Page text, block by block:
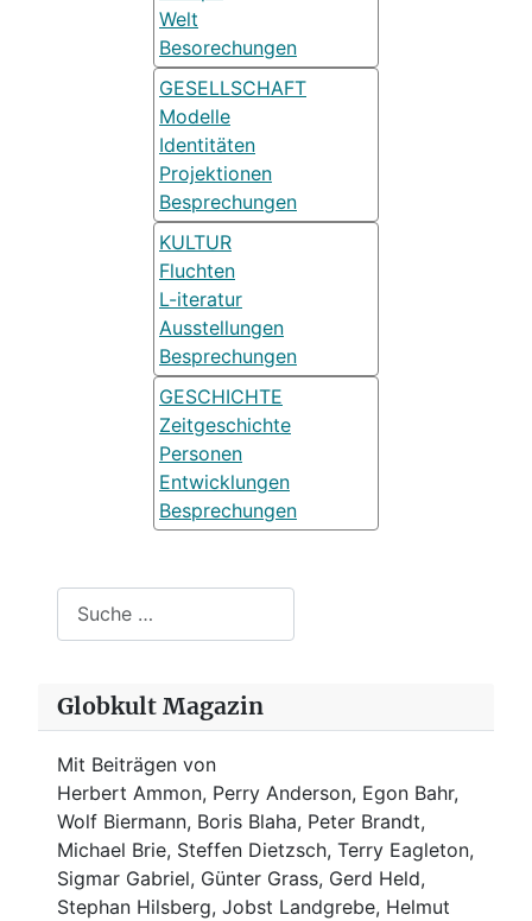
Welt
Besorechungen
GESELLSCHAFT
Modelle
Identitäten
Projektionen
Besprechungen
KULTUR
Fluchten
L-iteratur
Ausstellungen
Besprechungen
GESCHICHTE
Zeitgeschichte
Personen
Entwicklungen
Besprechungen
Globkult Magazin
Mit Beiträgen von
Herbert Ammon, Perry Anderson, Egon Bahr,
Wolf Biermann, Boris Blaha, Peter Brandt,
Michael Brie, Steffen Dietzsch, Terry Eagleton,
Sigmar Gabriel, Günter Grass, Gerd Held,
Stephan Hilsberg, Jobst Landgrebe, Helmut